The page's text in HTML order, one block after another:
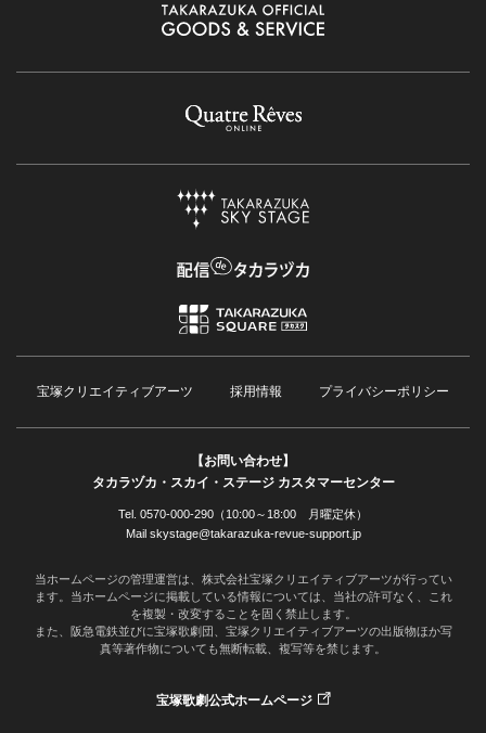
宝塚クリエイティブアーツ 採用情報 プライバシーポリシー
【お問い合わせ】
タカラヅカ・スカイ・ステージ カスタマーセンター
Tel. 0570-000-290（10:00～18:00 月曜定休）
Mail skystage@takarazuka-revue-support.jp
当ホームページの管理運営は、株式会社宝塚クリエイティブアーツが行ってい
ます。当ホームページに掲載している情報については、当社の許可なく、これ
を複製・改変することを固く禁止します。
また、阪急電鉄並びに宝塚歌劇団、宝塚クリエイティブアーツの出版物ほか写
真等著作物についても無断転載、複写等を禁じます。
宝塚歌劇公式ホームページ